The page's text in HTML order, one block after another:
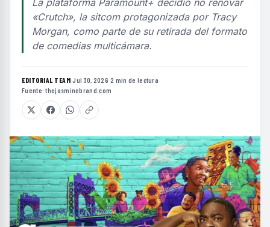
La plataforma Paramount+ decidió no renovar
«Crutch», la sitcom protagonizada por Tracy
Morgan, como parte de su retirada del formato
de comedias multicámara.
EDITORIAL TEAM·Jul 30, 2026·2 min de lectura·
Fuente:thejasminebrand.com